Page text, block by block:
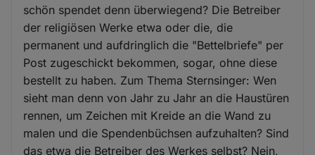
schön spendet denn überwiegend? Die Betreiber
der religiösen Werke etwa oder die, die
permanent und aufdringlich die "Bettelbriefe" per
Post zugeschickt bekommen, sogar, ohne diese
bestellt zu haben. Zum Thema Sternsinger: Wen
sieht man denn von Jahr zu Jahr an die Haustüren
rennen, um Zeichen mit Kreide an die Wand zu
malen und die Spendenbüchsen aufzuhalten? Sind
das etwa die Betreiber des Werkes selbst? Nein,